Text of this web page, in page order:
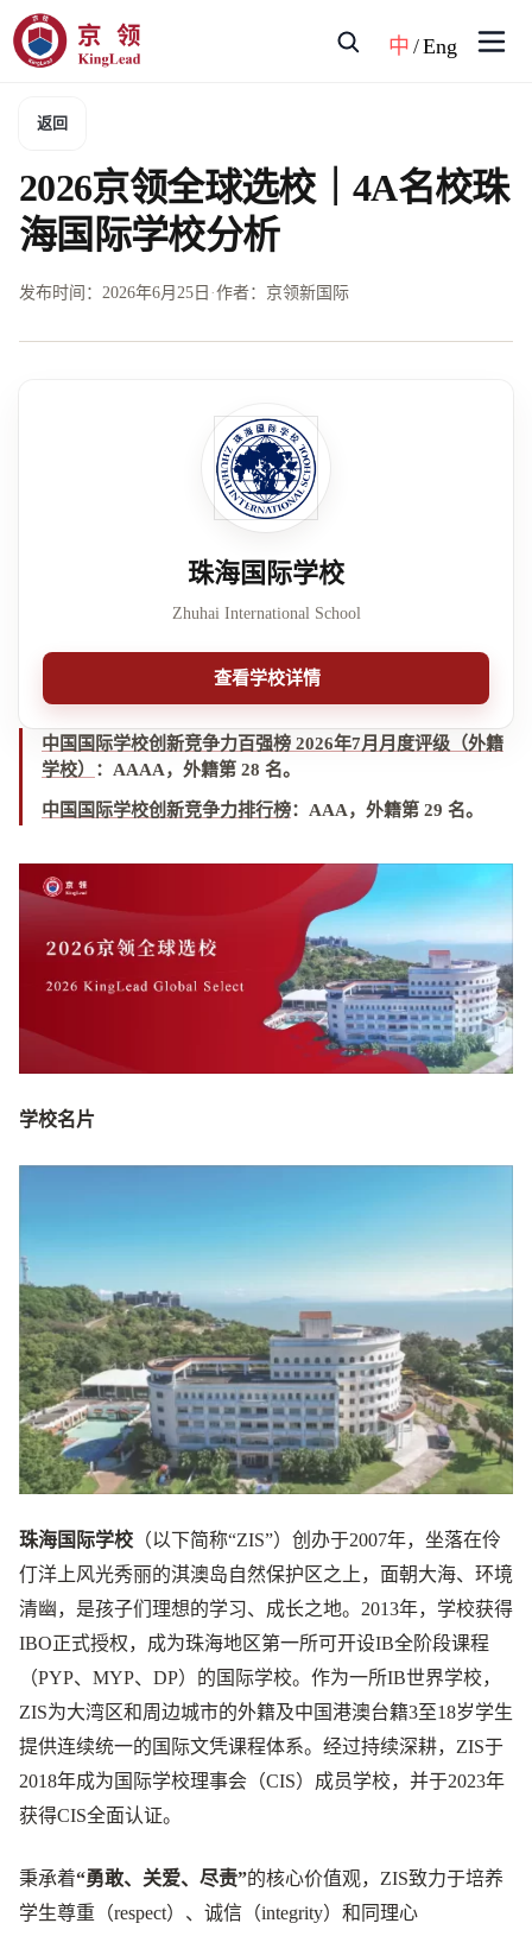
中 /Eng
返回
2026京领全球选校｜4A名校珠
海国际学校分析
发布时间： 2026年6月25日 ·作者：京领新国际
中国国际学校创新竞争力百强榜 2026年7月月度评级（外籍
学校）
： AAAA，外籍第 28 名。
中国国际学校创新竞争力排行榜： AAA，外籍第 29 名。
学校名片
珠海国际学校 （以下简称“ZIS”）创办于2007年，坐落在伶
仃洋上风光秀丽的淇澳岛自然保护区之上，面朝大海、环境
清幽，是孩子们理想的学习、成长之地。2013年，学校获得
IBO正式授权，成为珠海地区第一所可开设IB全阶段课程
（PYP、MYP、DP）的国际学校。作为一所IB世界学校，
ZIS为大湾区和周边城市的外籍及中国港澳台籍3至18岁学生
提供连续统一的国际文凭课程体系。经过持续深耕，ZIS于
2018年成为国际学校理事会（CIS）成员学校，并于2023年
获得CIS全面认证。
秉承着“勇敢、关爱、尽责”的核心价值观，ZIS致力于培养
学生尊重（respect）、诚信（integrity）和同理心
珠海国际学校
Zhuhai International School
查看学校详情